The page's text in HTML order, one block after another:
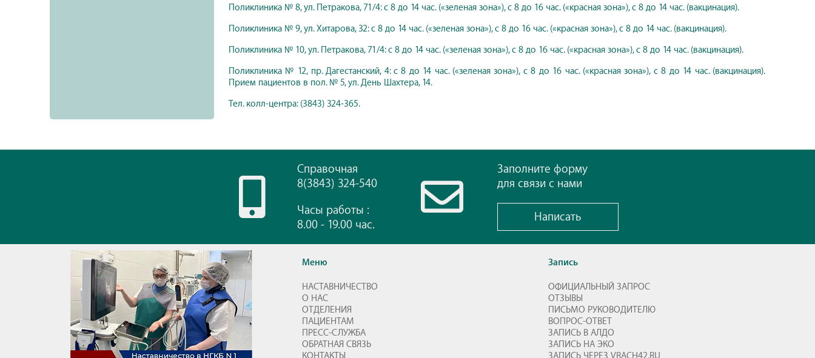
Поликлиника № 8, ул. Петракова, 71/4: с 8 до 14 час. («зеленая зона»), с 8 до 16 час. («красная зона»), с 8 до 14 час. (вакцинация).
Поликлиника № 9, ул. Хитарова, 32: с 8 до 14 час. («зеленая зона»), с 8 до 16 час. («красная зона»), с 8 до 14 час. (вакцинация).
Поликлиника № 10, ул. Петракова, 71/4: с 8 до 14 час. («зеленая зона»), с 8 до 16 час. («красная зона»), с 8 до 14 час. (вакцинация).
Поликлиника № 12, пр. Дагестанский, 4: с 8 до 14 час. («зеленая зона»), с 8 до 16 час. («красная зона»), с 8 до 14 час. (вакцинация).
Прием пациентов в пол. № 5, ул. День Шахтера, 14.
Тел. колл-центра: (3843) 324-365.
Справочная
8(3843) 324-540
Часы работы :
8.00 - 19.00 час.
Заполните форму
для связи с нами
Написать
Меню
НАСТАВНИЧЕСТВО
О НАС
ОТДЕЛЕНИЯ
ПАЦИЕНТАМ
ПРЕСС-СЛУЖБА
ОБРАТНАЯ СВЯЗЬ
Запись
ОФИЦИАЛЬНЫЙ ЗАПРОС
ОТЗЫВЫ
ПИСЬМО РУКОВОДИТЕЛЮ
ВОПРОС-ОТВЕТ
ЗАПИСЬ В АЛДО
ЗАПИСЬ НА ЭКО